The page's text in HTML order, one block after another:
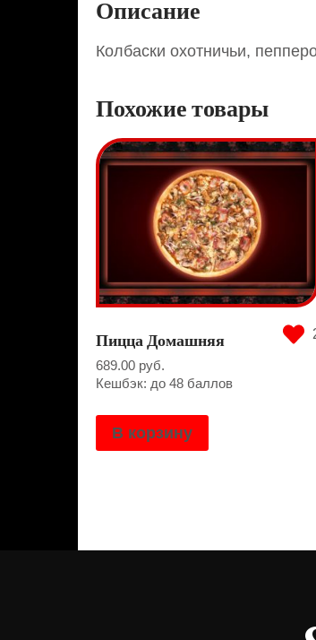
Описание
Колбаски охотничьи,
Похожие товары
Пицца Домашняя
689.00 руб.
Кешбэк: до 48 баллов
В корзину